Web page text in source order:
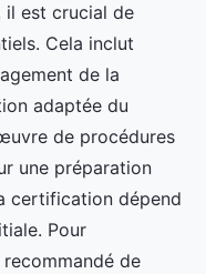
il est crucial de
Cela inclut
de la
adaptée du
de procédures
une préparation
certification dépend
Pour
de